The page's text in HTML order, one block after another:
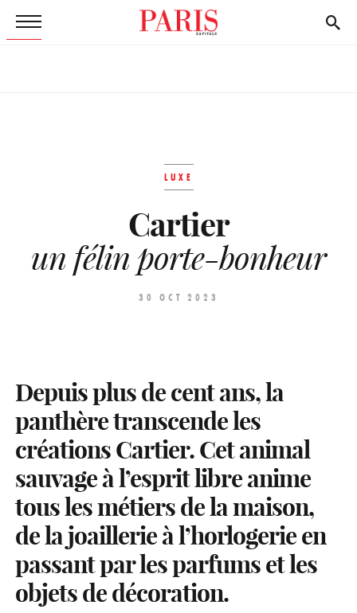
LUXE
Cartier
un félin porte-bonheur
30 OCT 2023
Depuis plus de cent ans, la
panthère transcende les
créations Cartier. Cet animal
sauvage à l’esprit libre anime
tous les métiers de la maison,
de la joaillerie à l’horlogerie en
passant par les parfums et les
objets de décoration.